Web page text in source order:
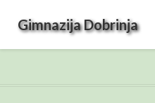
Gimnazija Dobrinja